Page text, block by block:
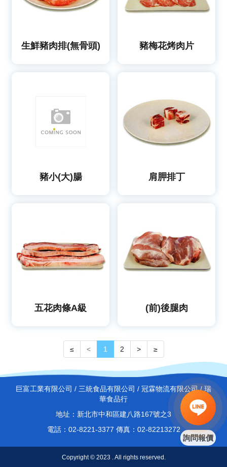
生鮮豬肉排(無骨頭) 豬梅花烤肉片
豬小(大)腸 肩胛排丁
五花肉條A級 (前)後腿肉
≤ < 1 2 > ≥
巨富工業有限公司 / 三統食品有限公司 / 冠霖物流有限公司 / 瑞
華食品行
地址：新北市中和區建八路167號之3
電話：02-8221-3377 傳真：02-82213272
Copyright © 2023 . All rights reserved.
詢問報價